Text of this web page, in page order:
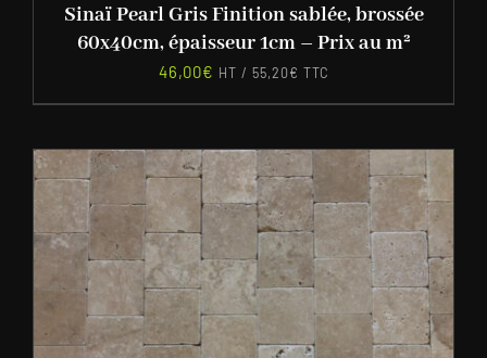
Sinaï Pearl Gris Finition sablée, brossée
60x40cm, épaisseur 1cm – Prix au m²
46,00€ HT / 55,20€ TTC